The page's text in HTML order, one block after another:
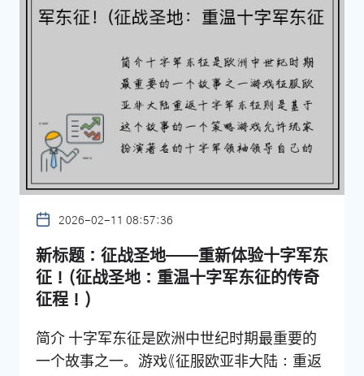
2026-02-11 08:57:36
新标题：征战圣地——重新体验十字军东
征！(征战圣地：重温十字军东征的传奇
征程！)
简介 十字军东征是欧洲中世纪时期最重要的
一个故事之一。游戏《征服欧亚非大陆：重返